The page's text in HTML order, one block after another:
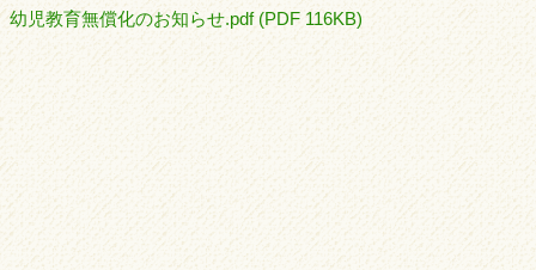
幼児教育無償化のお知らせ.pdf (PDF 116KB)